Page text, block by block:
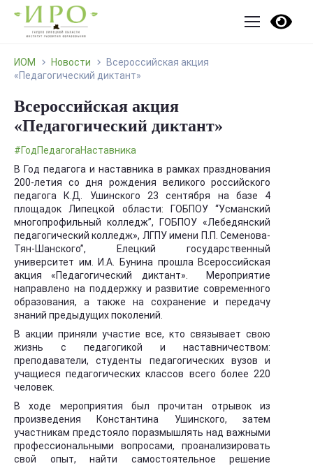
ИОМ Новости
Всероссийская акция
«Педагогический диктант»
Всероссийская акция
«Педагогический диктант»
#ГодПедагогаНаставника
В Год педагога и наставника в рамках празднования
200-летия со дня рождения великого российского
педагога К.Д. Ушинского 23 сентября на базе 4
площадок Липецкой области: ГОБПОУ “Усманский
многопрофильный колледж”, ГОБПОУ «Лебедянский
педагогический колледж», ЛГПУ имени П.П. Семенова-
Тян-Шанского”, Елецкий государственный
университет им. И.А. Бунина прошла Всероссийская
акция «Педагогический диктант». Мероприятие
направлено на поддержку и развитие современного
образования, а также на сохранение и передачу
знаний предыдущих поколений.
В акции приняли участие все, кто связывает свою
жизнь с педагогикой и наставничеством:
преподаватели, студенты педагогических вузов и
учащиеся педагогических классов всего более 220
человек.
В ходе мероприятия был прочитан отрывок из
произведения Константина Ушинского, затем
участникам предстояло поразмышлять над важными
профессиональными вопросами, проанализировать
свой опыт, найти самостоятельное решение